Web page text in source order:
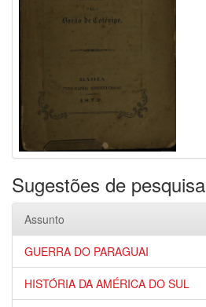
Sugestões de pesquisa
Assunto
GUERRA DO PARAGUAI
HISTÓRIA DA AMÉRICA DO SUL